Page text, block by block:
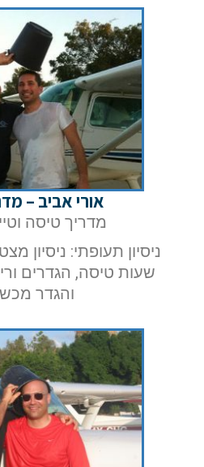
אורי אביב –
מדריך טיסה
שעות טיסה, הגדרים
והגדראם
סימן שאתם
בפרטים
נשמח לשוחח אתכם,
ולעזור לכם להגשים את
השאירו לנו פרטים